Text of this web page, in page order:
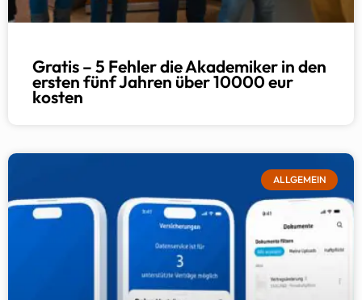
Gratis – 5 Fehler die Akademiker in den
ersten fünf Jahren über 10000 eur
kosten
ALLGEMEIN